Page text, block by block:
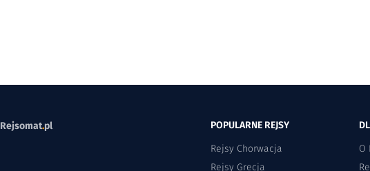
Rejsomat.pl
POPULARNE REJSY
Rejsy Chorwacja
Rejsy Grecja
O